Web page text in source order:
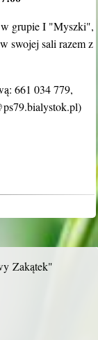
w grupie I "Myszki",
swojej sali razem z
661 034 779,
Zakątek"